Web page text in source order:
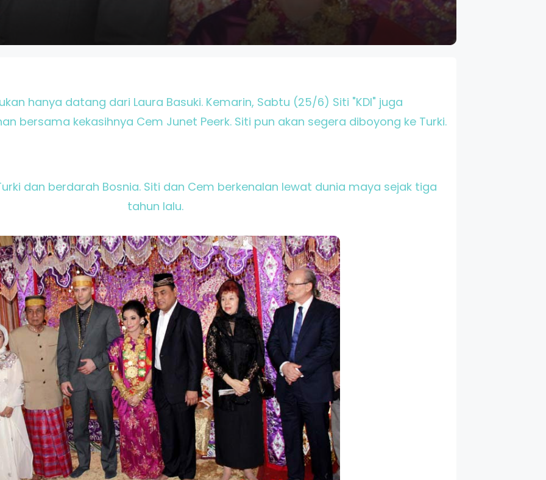
hanya datang dari Laura Basuki. Kemarin, Sabtu (25/6) Siti "KDI" juga
bersama kekasihnya Cem Junet Peerk. Siti pun akan segera diboyong ke Turki.
dan berdarah Bosnia. Siti dan Cem berkenalan lewat dunia maya sejak tiga
tahun lalu.